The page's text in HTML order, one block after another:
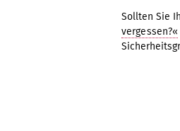
Sollten Sie
vergessen?«